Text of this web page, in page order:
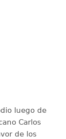
luego de
Carlos
de los